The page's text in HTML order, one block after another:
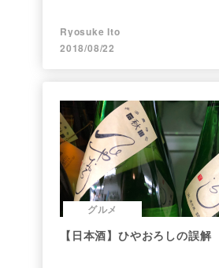
Ryosuke Ito
2018/08/22
グルメ
【日本酒】ひやおろしの誤解